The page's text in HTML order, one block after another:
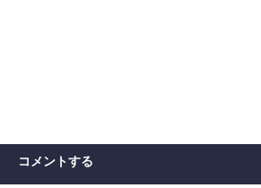
コメントする